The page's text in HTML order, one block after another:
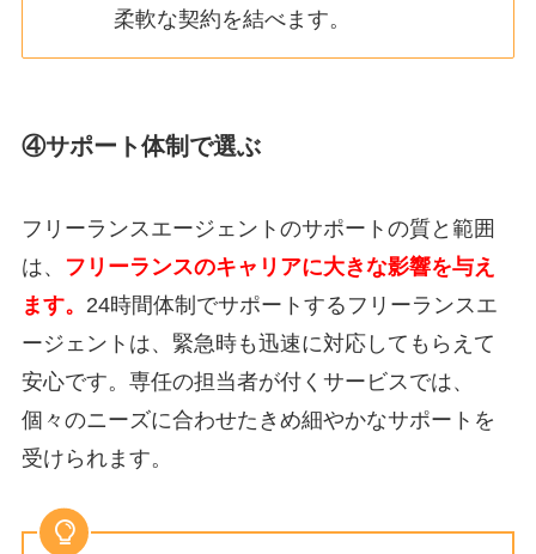
柔軟な契約を結べます。
④サポート体制で選ぶ
フリーランスエージェントのサポートの質と範囲
は、
フリーランスのキャリアに大きな影響を与え
ます。 24時間体制でサポートするフリーランスエ
ージェントは、緊急時も迅速に対応してもらえて
安心です。専任の担当者が付くサービスでは、
個々のニーズに合わせたきめ細やかなサポートを
受けられます。